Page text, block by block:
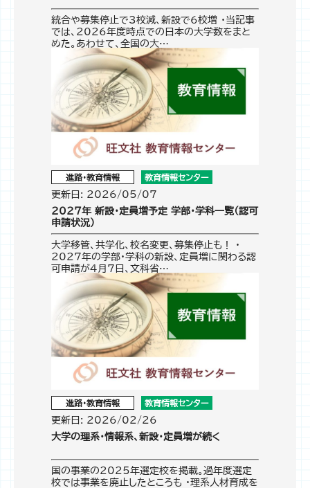
統合や募集停止で3校減、新設で6校増 ・当記事
では、2026年度時点での日本の大学数をまと
めた。あわせて、全国の大…
進路・教育情報 教育情報センター
更新日: 2026/05/07
2027年 新設・定員増予定 学部・学科一覧（認可
申請状況）
大学移管、共学化、校名変更、募集停止も！ ・
2027年の学部・学科の新設、定員増に関わる認
可申請が4月7日、文科省…
進路・教育情報 教育情報センター
更新日: 2026/02/26
大学の理系・情報系、新設・定員増が続く
国の事業の2025年選定校を掲載。過年度選定
校では事業を廃止したところも ・理系人材育成を